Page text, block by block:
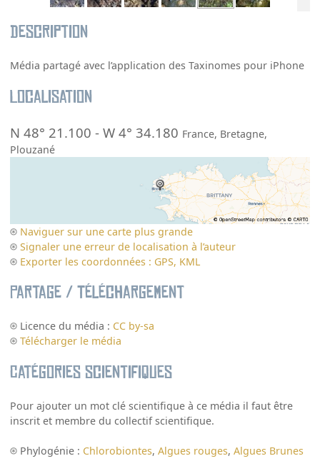
Description
Média partagé avec l’application des Taxinomes pour iPhone
Localisation
N 48° 21.100 -W 4° 34.180 France, Bretagne,
Plouzané
Naviguer sur une carte plus grande
Signaler une erreur de localisation à l’auteur
Exporter les coordonnées : GPS, KML
Partage / Téléchargement
Licence du média : CC by-sa
Télécharger le média
Catégories scientifiques
Pour ajouter un mot clé scientifique à ce média il faut être
inscrit et membre du collectif scientifique.
Phylogénie : Chlorobiontes,Algues rouges,Algues Brunes